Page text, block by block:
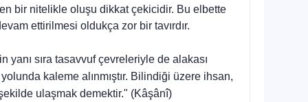
bir nitelikle oluşu dikkat çeki­cidir. Bu elbette
ettirilmesi oldukça zor bir tavırdır.
yanı sıra tasavvuf çevreleriyle de alakası
kaleme alınmıştır. Bi­lindiği üzere ihsan,
ulaşmak demektir." (Kâşânî)